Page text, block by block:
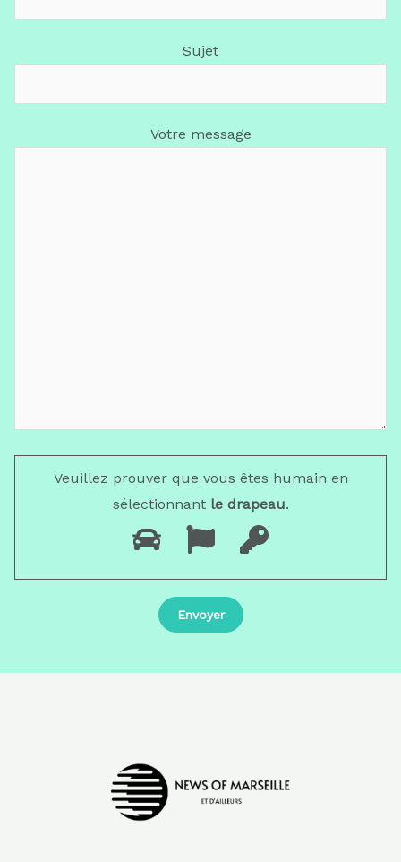
Sujet
Votre message
Veuillez prouver que vous êtes humain en
sélectionnantle drapeau.